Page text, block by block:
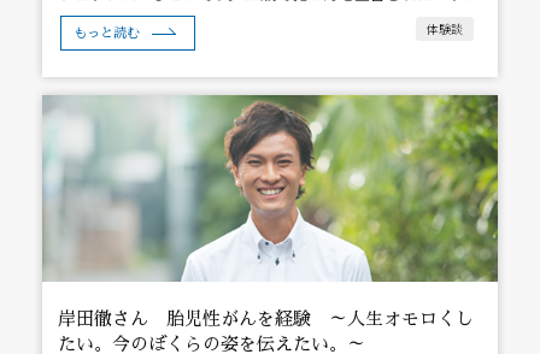
もっと読む 体験談
岸田徹さん 胎児性がんを経験 ～人生オモロくし
たい。今のぼくらの姿を伝えたい。～